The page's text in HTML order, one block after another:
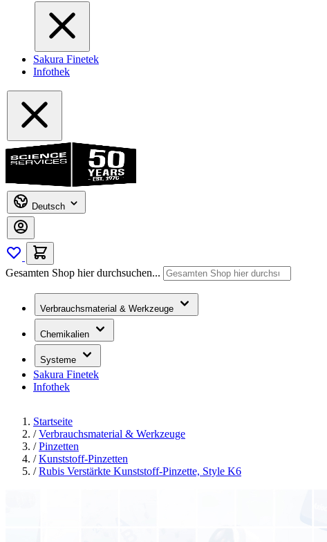
Sakura Finetek
Infothek
Deutsch
Gesamten Shop hier durchsuchen...
Verbrauchsmaterial & Werkzeuge
Chemikalien
Systeme
Sakura Finetek
Infothek
Startseite
/ Verbrauchsmaterial & Werkzeuge
/ Pinzetten
/ Kunststoff-Pinzetten
/ Rubis Verstärkte Kunststoff-Pinzette, Style K6